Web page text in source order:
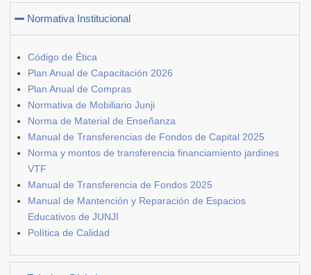
Normativa Institucional
Código de Ética
Plan Anual de Capacitación 2026
Plan Anual de Compras
Normativa de Mobiliario Junji
Norma de Material de Enseñanza
Manual de Transferencias de Fondos de Capital 2025
Norma y montos de transferencia financiamiento jardines
VTF
Manual de Transferencia de Fondos 2025
Manual de Mantención y Reparación de Espacios
Educativos de JUNJI
Política de Calidad